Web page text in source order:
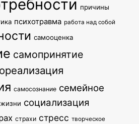
причины
психотравма работа над собой
самооценка
самопринятие
самосознание семейное
социализация
страхи стресс творческое